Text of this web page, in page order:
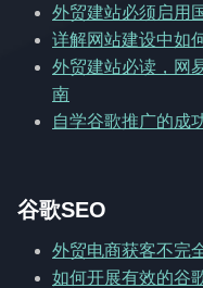
外贸建站必须启用
详解网站建设中如
外贸建站必读，网
南
自学谷歌推广的成
谷歌SEO
外贸电商获客不完
如何开展有效的谷